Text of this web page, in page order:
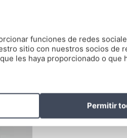
funciones de redes
sitio con nuestros socios de
les haya proporcionado o que
Permitir